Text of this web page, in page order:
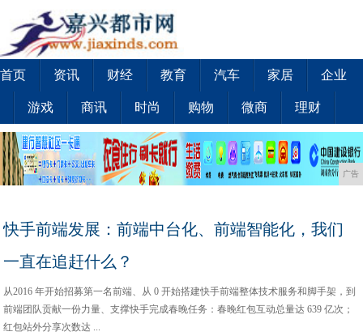
首页 资讯 财经 教育 汽车 家居 企业
游戏 商讯 时尚 购物 微商 理财
广告
快手前端发展：前端中台化、前端智能化，我们
一直在追赶什么？
从2016 年开始招募第一名前端、从 0 开始搭建快手前端整体技术服务和脚手架，到
前端团队贡献一份力量、支撑快手完成春晚任务：春晚红包互动总量达 639 亿次；
红包站外分享次数达 ...